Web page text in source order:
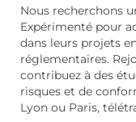
c
e
m
e
n
t
é
g
o
r
i
e
Nous recherchons
Expérimenté pour
dans leurs projets
réglementaires.
contribuez à des
risques et de
Lyon ou Paris,